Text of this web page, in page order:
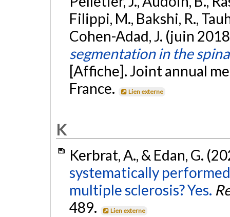
Filippi, M., Bakshi, R.,
Cohen-Adad, J. (juin
segmentation in the
[Affiche]. Joint annual
France.
Lien externe
K
Kerbrat, A., & Edan, G.
systematically
multiple sclerosis? Yes.
489.
Lien externe